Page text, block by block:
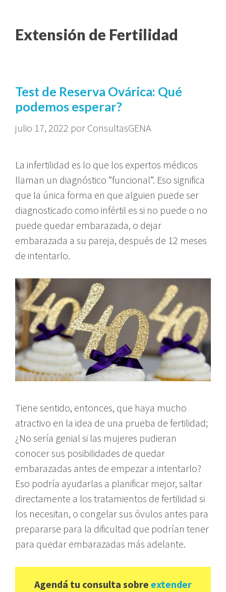
contenido
Extensión de Fertilidad
Test de Reserva Ovárica: Qué
podemos esperar?
julio 17, 2022 por ConsultasGENA
La infertilidad es lo que los expertos médicos
llaman un diagnóstico “funcional”. Eso significa
que la única forma en que alguien puede ser
diagnosticado como infértil es si no puede o no
puede quedar embarazada, o dejar
embarazada a su pareja, después de 12 meses
de intentarlo.
Tiene sentido, entonces, que haya mucho
atractivo en la idea de una prueba de fertilidad;
¿No sería genial si las mujeres pudieran
conocer sus posibilidades de quedar
embarazadas antes de empezar a intentarlo?
Eso podría ayudarlas a planificar mejor, saltar
directamente a los tratamientos de fertilidad si
los necesitan, o congelar sus óvulos antes para
prepararse para la dificultad que podrían tener
para quedar embarazadas más adelante.
Agendá tu consulta sobre extender